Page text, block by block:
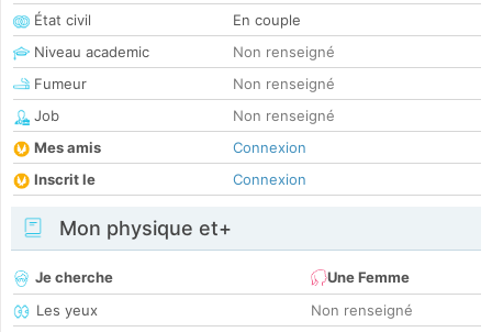
État civil
En couple
Niveau academic
Non renseigné
Fumeur
Non renseigné
Job
Non renseigné
Mes amis
Connexion
Inscrit le
Connexion
Mon physique et+
Je cherche
Une Femme
Les yeux
Non renseigné